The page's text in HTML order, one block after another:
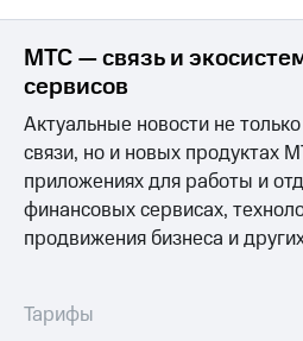
МТС — связь и
сервисов
Актуальные новости не
связи, но и новых продуктах
приложениях для работы и
финансовых сервисах,
продвижения бизнеса и
Тарифы